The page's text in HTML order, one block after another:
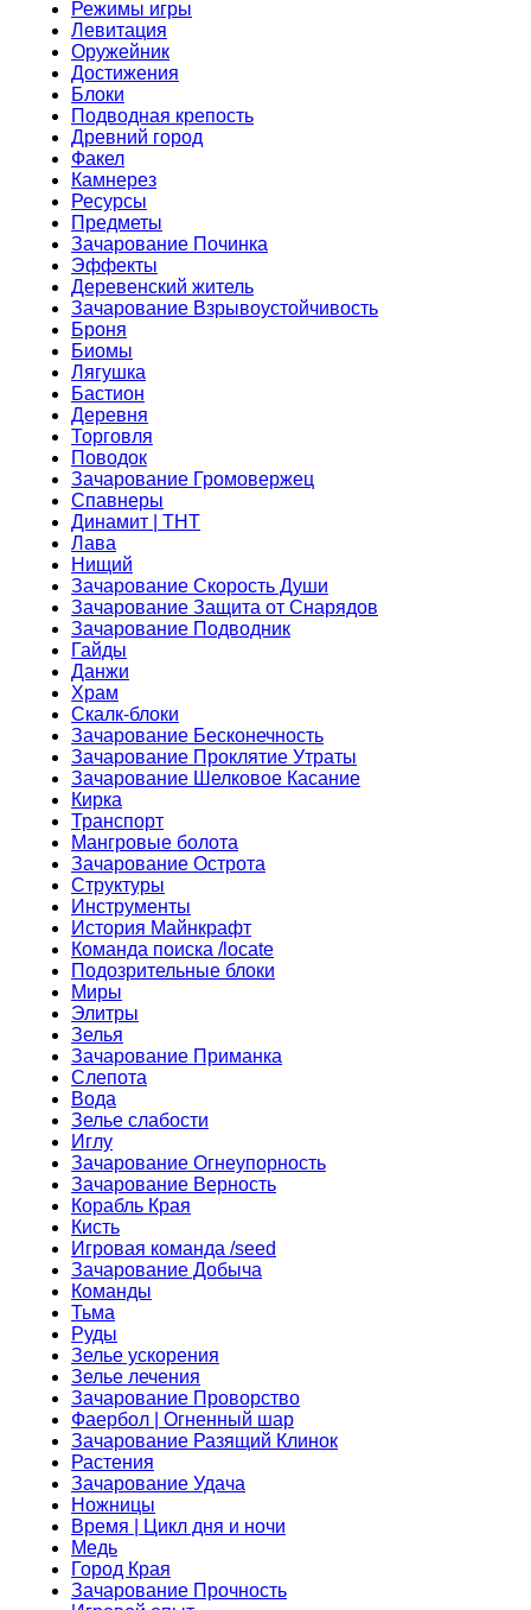
Режимы игры
Левитация
Оружейник
Достижения
Блоки
Подводная крепость
Древний город
Факел
Камнерез
Ресурсы
Предметы
Зачарование Починка
Эффекты
Деревенский житель
Зачарование Взрывоустойчивость
Броня
Биомы
Лягушка
Бастион
Деревня
Торговля
Поводок
Зачарование Громовержец
Спавнеры
Динамит | ТНТ
Лава
Нищий
Зачарование Скорость Души
Зачарование Защита от Снарядов
Зачарование Подводник
Гайды
Данжи
Храм
Скалк-блоки
Зачарование Бесконечность
Зачарование Проклятие Утраты
Зачарование Шелковое Касание
Кирка
Транспорт
Мангровые болота
Зачарование Острота
Структуры
Инструменты
История Майнкрафт
Команда поиска /locate
Подозрительные блоки
Миры
Элитры
Зелья
Зачарование Приманка
Слепота
Вода
Зелье слабости
Иглу
Зачарование Огнеупорность
Зачарование Верность
Корабль Края
Кисть
Игровая команда /seed
Зачарование Добыча
Команды
Тьма
Руды
Зелье ускорения
Зелье лечения
Зачарование Проворство
Фаербол | Огненный шар
Зачарование Разящий Клинок
Растения
Зачарование Удача
Ножницы
Время | Цикл дня и ночи
Медь
Город Края
Зачарование Прочность